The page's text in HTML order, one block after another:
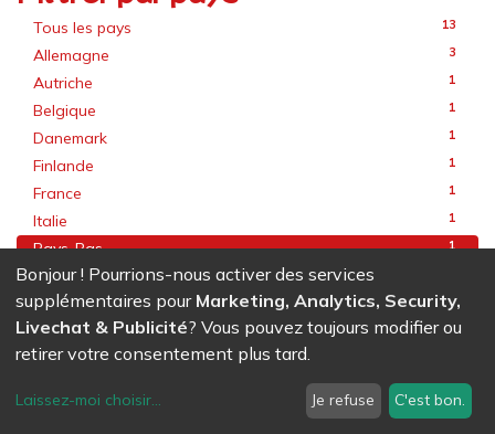
13
Tous les pays
3
Allemagne
1
Autriche
1
Belgique
1
Danemark
1
Finlande
1
France
1
Italie
1
Pays-Bas
Royaume-Uni
2
Suisse
Bonjour ! Pourrions-nous activer des services
supplémentaires pour Marketing, Analytics, Security,
Livechat & Publicité? Vous pouvez toujours modifier ou
retirer votre consentement plus tard.
Laissez-moi choisir... Je refuse C'est bon.